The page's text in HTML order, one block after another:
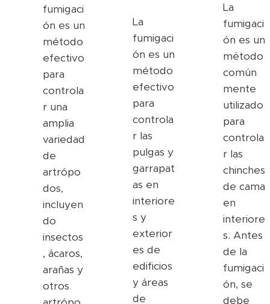
fumigaci
ón es un
método
efectivo
para
controla
r una
amplia
variedad
de
artrópo
dos,
incluyen
do
insectos
, ácaros,
arañas y
otros
La
fumigaci
ón es un
método
efectivo
para
controla
r las
pulgas y
garrapat
as en
interiore
s y
exterior
es de
edificios
y áreas
de
La
fumigaci
ón es un
método
común
mente
utilizado
para
controla
r las
chinches
de cama
en
interiore
s. Antes
de la
fumigaci
ón, se
debe